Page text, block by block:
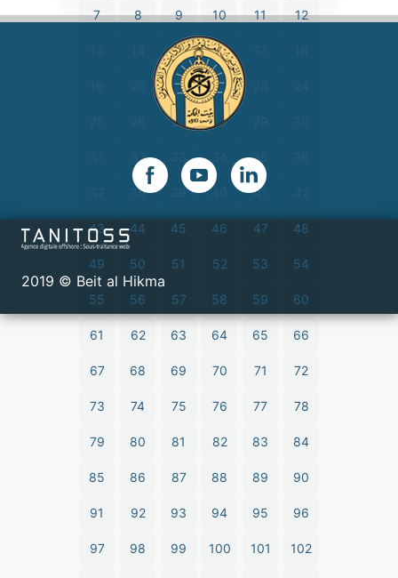
7 8 9 10 11 12
15 16
21 22
27 28
32 35
38 39 40 41
43 44 45 46 47 48
49 50 51 52 53 54
55 56 57 58 59 60
61 62 63 64 65 66
67 68 69 70 71 72
73 74 75 76 77 78
79 80 81 82 83 84
85 86 87 88 89 90
91 92 93 94 95 96
97 98 99 100 101 102
2019 © Beit al Hikma